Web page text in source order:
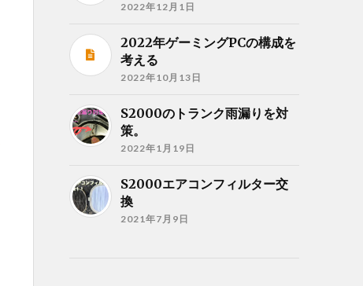
2022年12月1日
2022年ゲーミングPCの構成を
考える
2022年10月13日
S2000のトランク雨漏りを対
策。
2022年1月19日
S2000エアコンフィルター交
換
2021年7月9日